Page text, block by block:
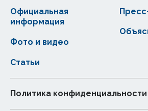
Статьи
Официальная
информация
Фото и видео
Политика конфиденциальности